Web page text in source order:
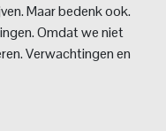
Maar bedenk ook.
Omdat we niet
Verwachtingen en